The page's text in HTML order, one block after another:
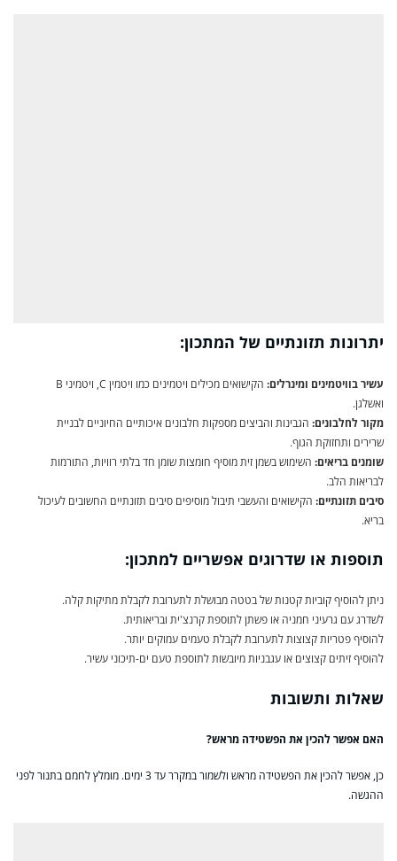
יתרונות תזונתיים של המתכון:
עשיר בוויטמינים ומינרלים:
הקישואים מכילים ויטמינים כמו ויטמין C, ויטמיני B
ואשלגן.
מקור לחלבונים: הגבינות והביצים מספקות חלבונים איכותיים החיוניים לבניית
שרירים ותחזוקת הגוף.
שומנים בריאים: השימוש בשמן זית מוסיף חומצות שומן חד בלתי רוויות, התורמות
לבריאות הלב.
סיבים תזונתיים: הקישואים והעשבי תיבול מוסיפים סיבים תזונתיים החשובים לעיכול
בריא.
תוספות או שדרוגים אפשריים למתכון:
ניתן להוסיף קוביות קטנות של בטטה מבושלת לתערובת לקבלת מתיקות קלה.
לשדרג עם גרעיני חמניה או פשתן לתוספת קרנצ'ית ובריאותית.
להוסיף פטריות קצוצות לתערובת לקבלת טעמים עמוקים יותר.
להוסיף זיתים קצוצים או עגבניות מיובשות לתוספת טעם ים-תיכוני עשיר.
שאלות ותשובות
האם אפשר להכין את הפשטידה מראש?
כן, אפשר להכין את הפשטידה מראש ולשמור במקרר עד 3 ימים. מומלץ לחמם בתנור לפני
ההגשה.